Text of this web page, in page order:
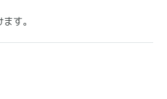
す。